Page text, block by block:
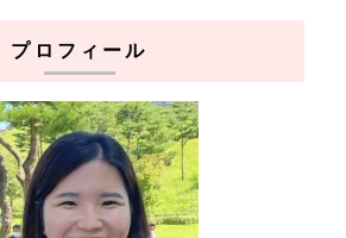
プロフィール